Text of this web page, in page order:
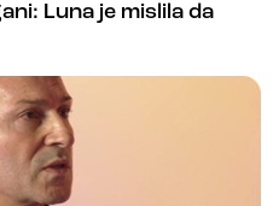
Luna je mislila da